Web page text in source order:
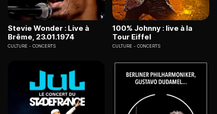
Stevie Wonder : Live à
Brême, 23.01.1974
CULTURE CONCERTS
100% Johnny : live à la
Tour Eiffel
CULTURE CONCERTS